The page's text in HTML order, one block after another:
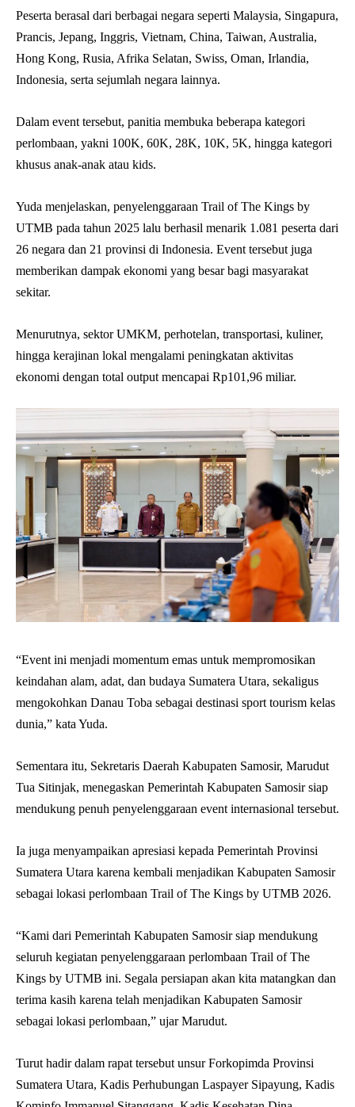
Peserta berasal dari berbagai negara seperti Malaysia, Singapura,
Prancis, Jepang, Inggris, Vietnam, China, Taiwan, Australia,
Hong Kong, Rusia, Afrika Selatan, Swiss, Oman, Irlandia,
Indonesia, serta sejumlah negara lainnya.
Dalam event tersebut, panitia membuka beberapa kategori
perlombaan, yakni 100K, 60K, 28K, 10K, 5K, hingga kategori
khusus anak-anak atau kids.
Yuda menjelaskan, penyelenggaraan Trail of The Kings by
UTMB pada tahun 2025 lalu berhasil menarik 1.081 peserta dari
26 negara dan 21 provinsi di Indonesia. Event tersebut juga
memberikan dampak ekonomi yang besar bagi masyarakat
sekitar.
Menurutnya, sektor UMKM, perhotelan, transportasi, kuliner,
hingga kerajinan lokal mengalami peningkatan aktivitas
ekonomi dengan total output mencapai Rp101,96 miliar.
“Event ini menjadi momentum emas untuk mempromosikan
keindahan alam, adat, dan budaya Sumatera Utara, sekaligus
mengokohkan Danau Toba sebagai destinasi sport tourism kelas
dunia,” kata Yuda.
Sementara itu, Sekretaris Daerah Kabupaten Samosir, Marudut
Tua Sitinjak, menegaskan Pemerintah Kabupaten Samosir siap
mendukung penuh penyelenggaraan event internasional tersebut.
Ia juga menyampaikan apresiasi kepada Pemerintah Provinsi
Sumatera Utara karena kembali menjadikan Kabupaten Samosir
sebagai lokasi perlombaan Trail of The Kings by UTMB 2026.
“Kami dari Pemerintah Kabupaten Samosir siap mendukung
seluruh kegiatan penyelenggaraan perlombaan Trail of The
Kings by UTMB ini. Segala persiapan akan kita matangkan dan
terima kasih karena telah menjadikan Kabupaten Samosir
sebagai lokasi perlombaan,” ujar Marudut.
Turut hadir dalam rapat tersebut unsur Forkopimda Provinsi
Sumatera Utara, Kadis Perhubungan Laspayer Sipayung, Kadis